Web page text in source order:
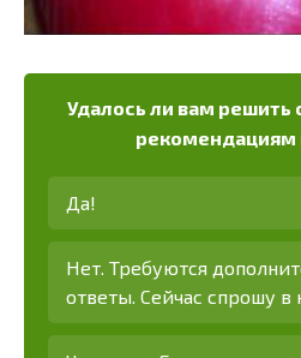
Удалось ли вам решить
рекомендациям
Да!
Нет. Требуются
ответы. Сейчас спрошу в